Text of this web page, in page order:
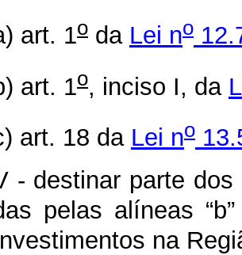
art. 1o da Lei no
art. 1o, inciso I, da
art. 18 da Lei no
- destinar parte
pelas alíneas
na